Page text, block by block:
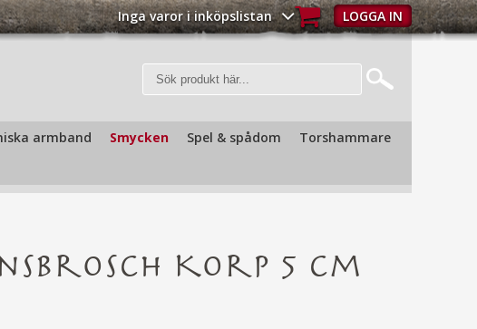
LOGGA IN
Inga varor i inköpslistan
armband Smycken Spel & spådom
Torshammare
Korp 5 cm